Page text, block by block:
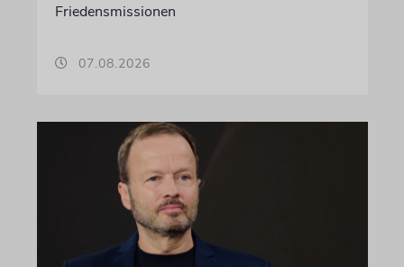
Friedensmissionen
07.08.2026